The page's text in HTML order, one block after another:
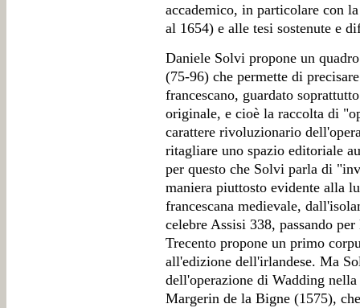
accademico, in particolare con
al 1654) e alle tesi sostenute e
Daniele Solvi propone un
(75-96) che permette di
francescano, guardato
originale, e cioè la raccolta di
carattere rivoluzionario
ritagliare uno spazio editoriale
per questo che Solvi parla di
maniera piuttosto evidente alla
francescana medievale,
celebre Assisi 338, passando
Trecento propone un primo
all'edizione dell'irlandese. Ma
dell'operazione di Wadding nella
Margerin de la Bigne (1575),